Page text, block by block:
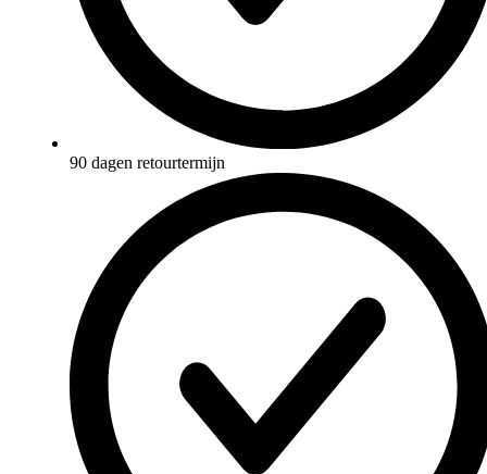
90 dagen retourtermijn